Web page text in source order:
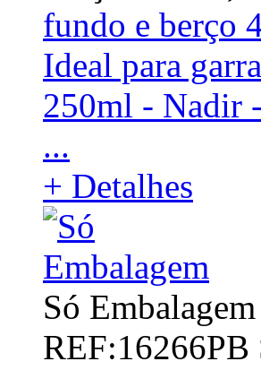
fundo e berço
Ideal para
250ml - Nadir
...
+ Detalhes
Só Embalagem
REF:16266PB